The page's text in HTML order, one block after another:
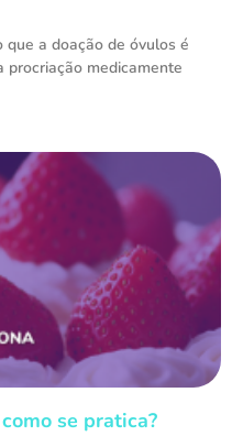
que a doação de óvulos é
procriação medicamente
se pratica?